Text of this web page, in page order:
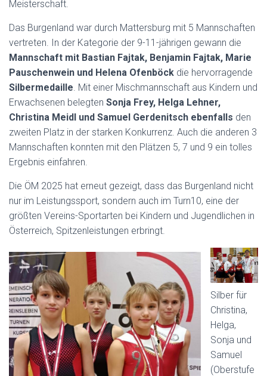
Meisterschaft.
Das Burgenland war durch Mattersburg mit 5 Mannschaften
vertreten. In der Kategorie der 9-11-jährigen gewann die
Mannschaft mit Bastian Fajtak, Benjamin Fajtak, Marie
Pauschenwein und Helena Ofenböck die hervorragende
Silbermedaille. Mit einer Mischmannschaft aus Kindern und
Erwachsenen belegten Sonja Frey, Helga Lehner,
Christina Meidl und Samuel Gerdenitsch ebenfalls den
zweiten Platz in der starken Konkurrenz. Auch die anderen 3
Mannschaften konnten mit den Plätzen 5, 7 und 9 ein tolles
Ergebnis einfahren.
Die ÖM 2025 hat erneut gezeigt, dass das Burgenland nicht
nur im Leistungssport, sondern auch im Turn10, eine der
größten Vereins-Sportarten bei Kindern und Jugendlichen in
Österreich, Spitzenleistungen erbringt.
Silber für
Christina,
Helga,
Sonja und
Samuel
(Oberstufe